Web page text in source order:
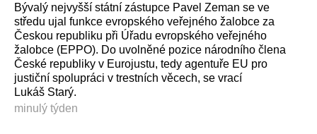
Bývalý nejvyšší státní zástupce Pavel Zeman se ve
středu ujal funkce evropského veřejného žalobce za
Českou republiku při Úřadu evropského veřejného
žalobce (EPPO). Do uvolněné pozice národního člena
České republiky v Eurojustu, tedy agentuře EU pro
justiční spolupráci v trestních věcech, se vrací
Lukáš Starý.
minulý týden